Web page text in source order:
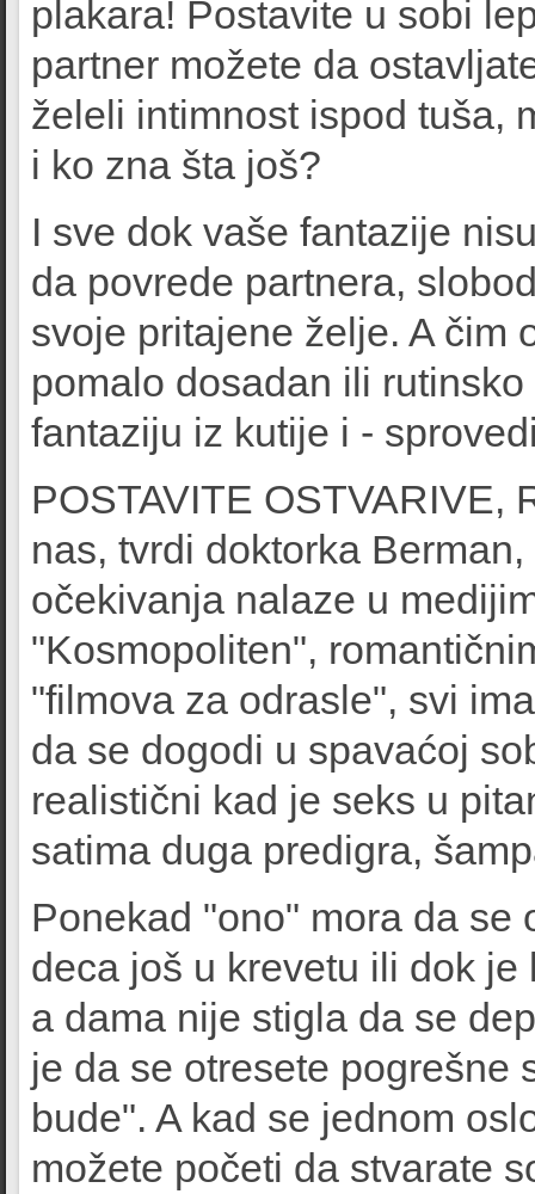
plakara! Postavite u sobi
partner možete da
želeli intimnost ispod tuša,
i ko zna šta još?
I sve dok vaše fantazije
da povrede partnera,
svoje pritajene želje. A čim
pomalo dosadan ili
fantaziju iz kutije i -
POSTAVITE OSTVARIVE,
nas, tvrdi doktorka
očekivanja nalaze u
"Kosmopoliten",
"filmova za odrasle", svi
da se dogodi u spavaćoj
realistični kad je seks u
satima duga predigra,
Ponekad "ono" mora da se
deca još u krevetu ili dok
a dama nije stigla da se
je da se otresete pogrešne
bude". A kad se jednom
možete početi da stvarate